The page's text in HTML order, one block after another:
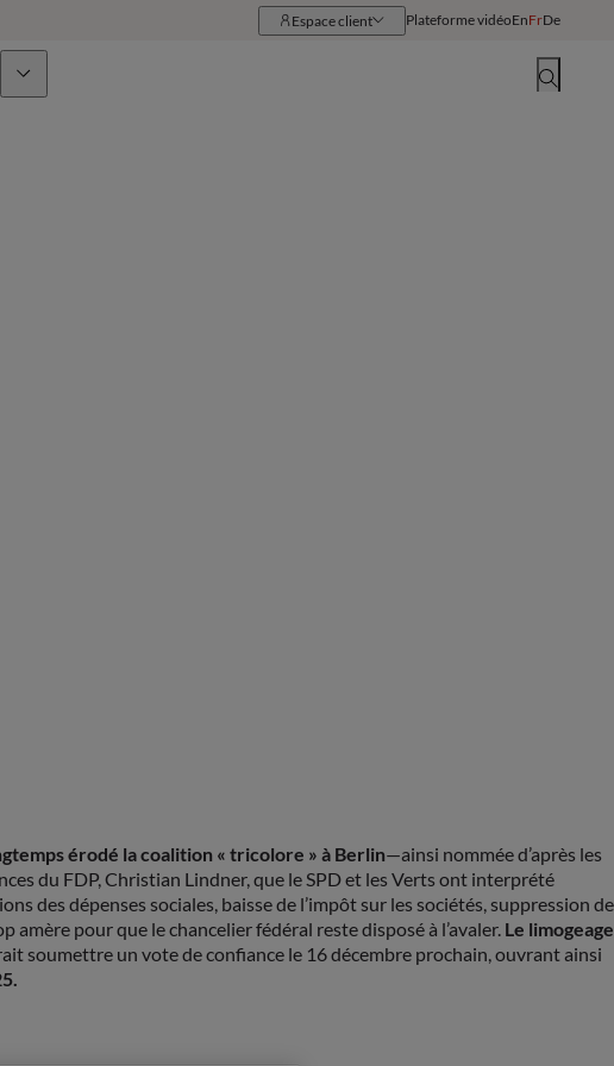
Espace client Plateforme vidéoEnFrDe
érodé la coalition « tricolore » à Berlin—ainsi nommée d’après les
du FDP, Christian Lindner, que le SPD et les Verts ont interprété
dépenses sociales, baisse de l’impôt sur les sociétés, suppression de
pour que le chancelier fédéral reste disposé à l’avaler. Le limogeage
soumettre un vote de confiance le 16 décembre prochain, ouvrant ainsi